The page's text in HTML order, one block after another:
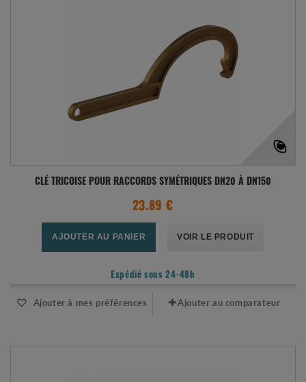
CLÉ TRICOISE POUR RACCORDS SYMÉTRIQUES DN20 À DN150
23.89 €
AJOUTER AU PANIER VOIR LE PRODUIT
Expédié sous 24-48h
Ajouter à mes préférences Ajouter au comparateur